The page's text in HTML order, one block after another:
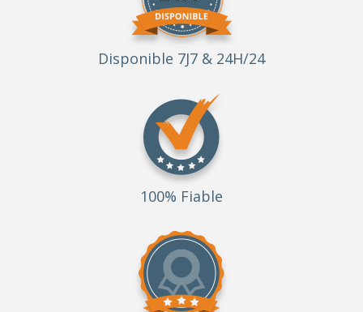
Disponible 7J7 & 24H/24
100% Fiable